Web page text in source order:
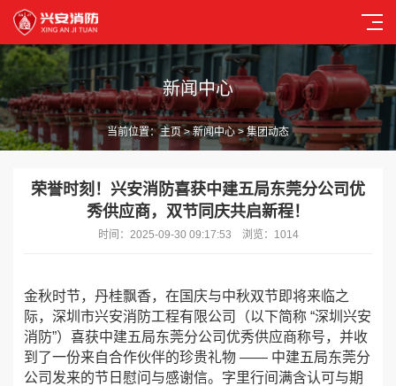
新闻中心
当前位置：主页>新闻中心 > 集团动态
荣誉时刻！兴安消防喜获中建五局东莞分公司优
秀供应商，双节同庆共启新程！
时间：2025-09-30 09:17:53 浏览：1014
金秋时节，丹桂飘香，在国庆与中秋双节即将来临之
际，深圳市兴安消防工程有限公司（以下简称 “深圳兴安
消防”）喜获中建五局东莞分公司优秀供应商称号，并收
到了一份来自合作伙伴的珍贵礼物 —— 中建五局东莞分
公司发来的节日慰问与感谢信。字里行间满含认可与期